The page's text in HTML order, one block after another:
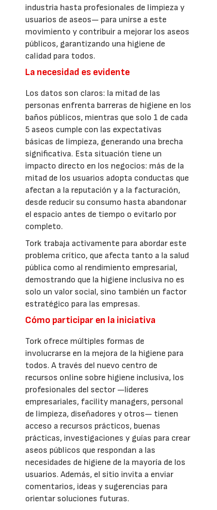
industria hasta profesionales de limpieza y
usuarios de aseos— para unirse a este
movimiento y contribuir a mejorar los aseos
públicos, garantizando una higiene de
calidad para todos.
La necesidad es evidente
Los datos son claros: la mitad de las
personas enfrenta barreras de higiene en los
baños públicos, mientras que solo 1 de cada
5 aseos cumple con las expectativas
básicas de limpieza, generando una brecha
significativa. Esta situación tiene un
impacto directo en los negocios: más de la
mitad de los usuarios adopta conductas que
afectan a la reputación y a la facturación,
desde reducir su consumo hasta abandonar
el espacio antes de tiempo o evitarlo por
completo.
Tork trabaja activamente para abordar este
problema crítico, que afecta tanto a la salud
pública como al rendimiento empresarial,
demostrando que la higiene inclusiva no es
solo un valor social, sino también un factor
estratégico para las empresas.
Cómo participar en la iniciativa
Tork ofrece múltiples formas de
involucrarse en la mejora de la higiene para
todos. A través del nuevo centro de
recursos online sobre higiene inclusiva, los
profesionales del sector —líderes
empresariales, facility managers, personal
de limpieza, diseñadores y otros— tienen
acceso a recursos prácticos, buenas
prácticas, investigaciones y guías para crear
aseos públicos que respondan a las
necesidades de higiene de la mayoría de los
usuarios. Además, el sitio invita a enviar
comentarios, ideas y sugerencias para
orientar soluciones futuras.